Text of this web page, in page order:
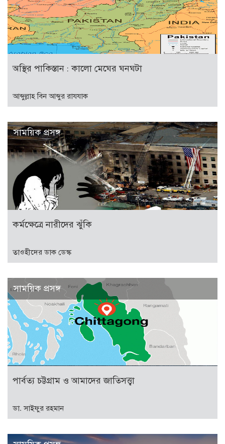
অস্থির পাকিস্তান : কালো মেঘের ঘনঘটা
আব্দুল্লাহ বিন আব্দুর রাযযাক
সাময়িক প্রসঙ্গ
কর্মক্ষেত্রে নারীদের ঝুঁকি
তাওহীদের ডাক ডেস্ক
সাময়িক প্রসঙ্গ
পার্বত্য চট্টগ্রাম ও আমাদের জাতিসত্ত্বা
ডা. সাইফুর রহমান